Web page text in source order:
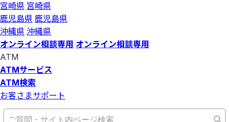
宮崎県 宮崎県
鹿児島県 鹿児島県
沖縄県 沖縄県
オンライン相談専用 オンライン相談専用
ATM
ATMサービス
ATM検索
お客さまサポート